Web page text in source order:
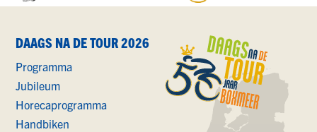
DAAGS NA DE TOUR 2026
Programma
Jubileum
Horecaprogramma
Handbiken